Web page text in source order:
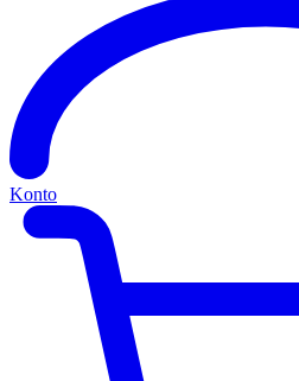
Konto